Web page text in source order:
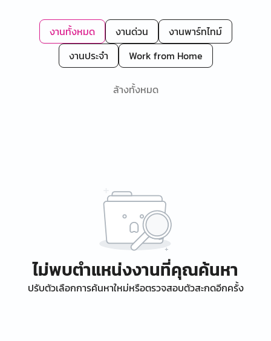
งานทั้งหมด งานด่วน
งานพาร์ทไทม์
งานประจำ
Work from Home
ล้างทั้งหมด
ไม่พบตำแหน่งงานที่คุณค้นหา
ปรับตัวเลือกการค้นหาใหม่หรือตรวจสอบตัวสะกดอีกครั้ง